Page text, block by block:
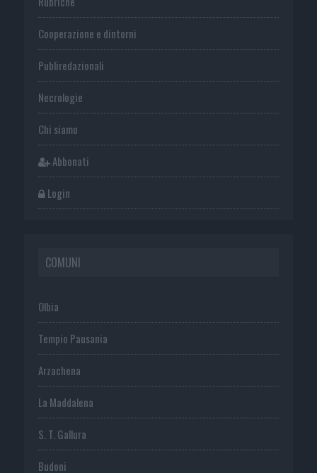
Cooperazione e dintorni
Publiredazionali
Necrologie
Chi siamo
Abbonati
Login
COMUNI
Olbia
Tempio Pausania
Arzachena
La Maddalena
S. T. Gallura
Budoni